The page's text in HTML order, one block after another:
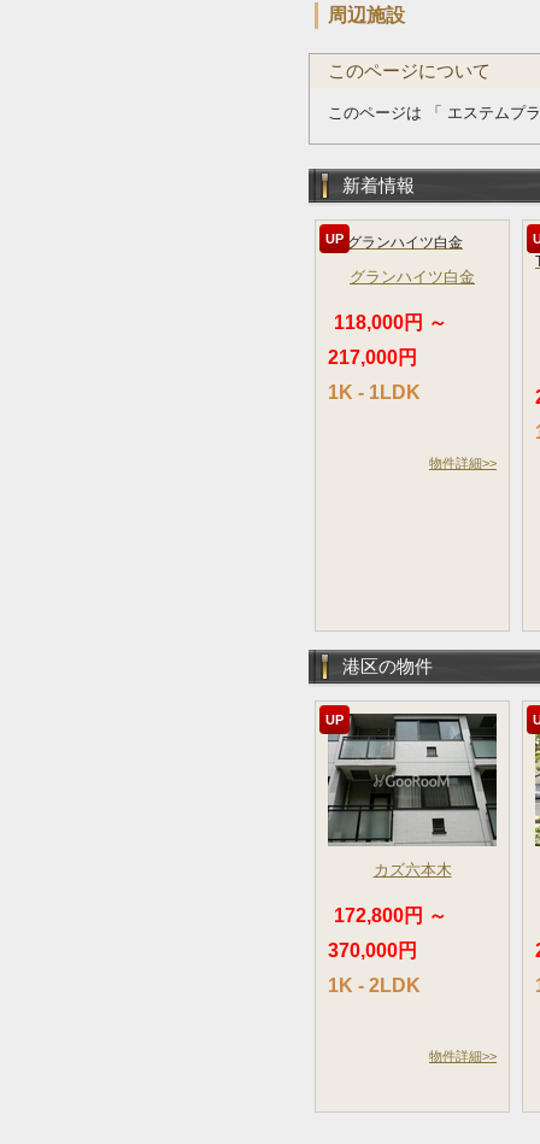
周辺施設
このページについて
このページは 「 エステムプ
新着情報
UP
グランハイツ白金
118,000円 ～
217,000円
1K - 1LDK
物件詳細>>
港区の物件
UP
カズ六本木
172,800円 ～
370,000円
1K - 2LDK
物件詳細>>